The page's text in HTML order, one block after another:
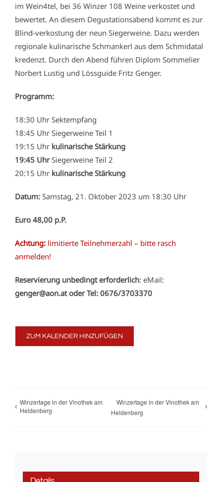
im Wein4tel, bei 36 Winzer 108 Weine verkostet und
bewertet. An diesem Degustationsabend kommt es zur
Blind-verkostung der neun Siegerweine. Dazu werden
regionale kulinarische Schmankerl aus dem Schmidatal
kredenzt. Durch den Abend führen Diplom Sommelier
Norbert Lustig und Lössguide Fritz Genger.
Programm:
18:30 Uhr Sektempfang
18:45 Uhr Siegerweine Teil 1
19:15 Uhr kulinarische Stärkung
19:45 UhrSiegerweine Teil 2
20:15 Uhr kulinarische Stärkung
Datum: Samstag, 21. Oktober 2023 um 18:30 Uhr
Euro 48,00 p.P.
Achtung:limitierte Teilnehmerzahl – bitte rasch
anmelden!
Reservierung unbedingt erforderlich: eMail:
genger@aon.atoder Tel: 0676/3703370
ZUM KALENDER HINZUFÜGEN
Winzertage in der Vinothek am
Heldenberg
Winzertage in der Vinothek am
Heldenberg